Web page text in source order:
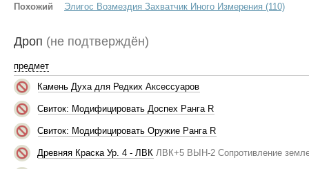
Похожий
Элигос Возмездия Захватчик Иного Измерения (110)
Дроп (не подтверждён)
предмет
Камень Духа для Редких Аксессуаров
Свиток: Модифицировать Доспех Ранга R
Свиток: Модифицировать Оружие Ранга R
Древняя Краска Ур. 4 - ЛВК ЛВК+5 ВЫН-2 Сопротивление